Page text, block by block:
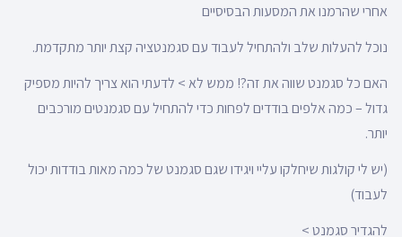
אחרי שהרמנו את המסעות הבסיסיים
נוכל להעלות שלב ולהתחיל לעבוד עם סגמנטציה קצת יותר מתקדמת.
האם כל סגמנט שווה את זה?! ממש לא > לדעתי הוא צריך להיות מספיק
גדול – כמה אלפים בודדים לפחות כדי להתחיל עם סגמנטים מורכבים
יותר.
(יש לי קולגות שיחלקו עליי ויגידו שגם סגמנט של כמה מאות בודדות יכול
לעבוד)
להגדיר סגמנט >